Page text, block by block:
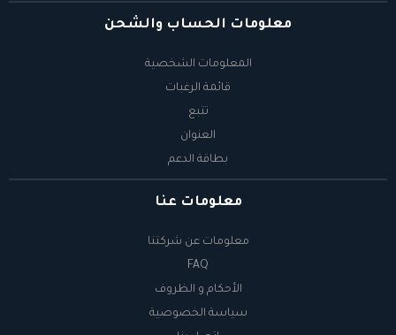
معلومات الحساب والشحن
المعلومات الشخصية
قائمة الرغبات
تتبع
العنوان
بطاقة الدعم
معلومات عنا
معلومات عن شركتنا
FAQ
الأحكام و الظروف
سياسة الخصوصية